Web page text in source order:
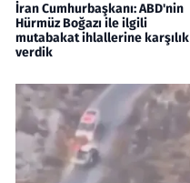
İran Cumhurbaşkanı: ABD'nin
Hürmüz Boğazı ile ilgili
mutabakat ihlallerine karşılık
verdik